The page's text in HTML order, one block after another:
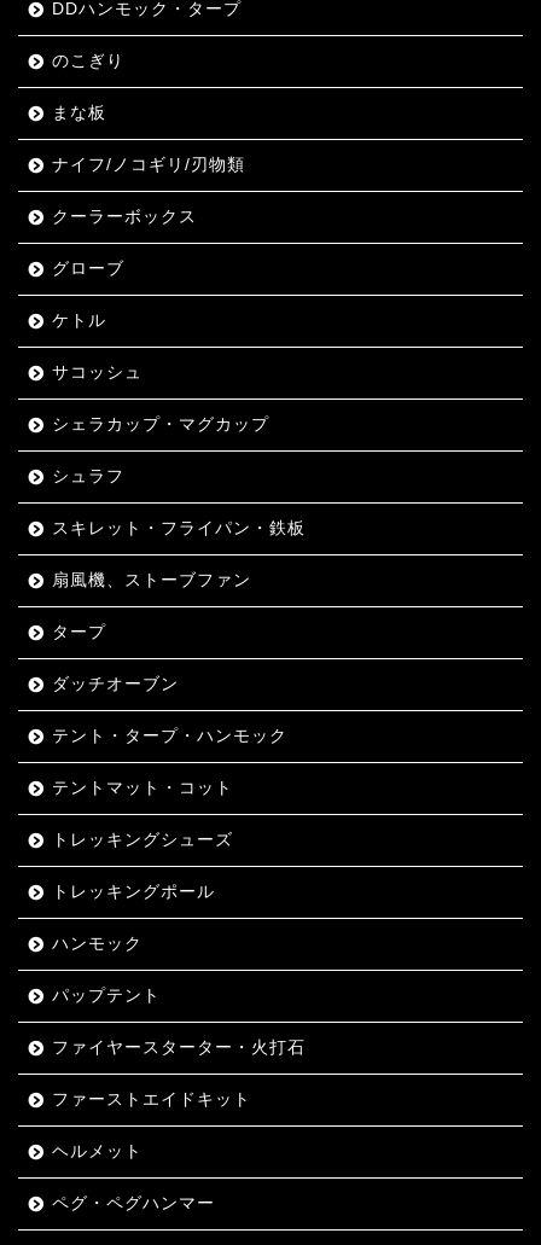
DDハンモック・タープ
のこぎり
まな板
ナイフ/ノコギリ/刃物類
クーラーボックス
グローブ
ケトル
サコッシュ
シェラカップ・マグカップ
シュラフ
スキレット・フライパン・鉄板
扇風機、ストーブファン
タープ
ダッチオーブン
テント・タープ・ハンモック
テントマット・コット
トレッキングシューズ
トレッキングポール
ハンモック
パップテント
ファイヤースターター・火打石
ファーストエイドキット
ヘルメット
ペグ・ペグハンマー